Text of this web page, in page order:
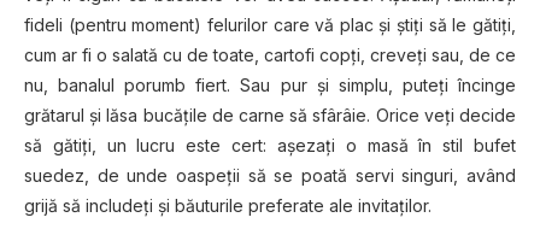
fideli (pentru moment) felurilor care vă plac şi ştiţi să le gătiţi,
cum ar fi o salată cu de toate, cartofi copţi, creveţi sau, de ce
nu, banalul porumb fiert. Sau pur şi simplu, puteţi încinge
grătarul şi lăsa bucăţile de carne să sfârâie. Orice veţi decide
să gătiţi, un lucru este cert: aşezaţi o masă în stil bufet
suedez, de unde oaspeţii să se poată servi singuri, având
grijă să includeţi şi băuturile preferate ale invitaţilor.